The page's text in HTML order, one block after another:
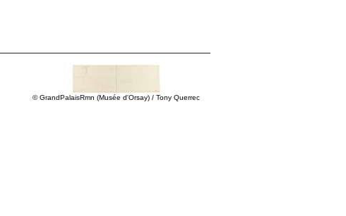
© GrandPalaisRmn (Musée d'Orsay) / Tony Querrec